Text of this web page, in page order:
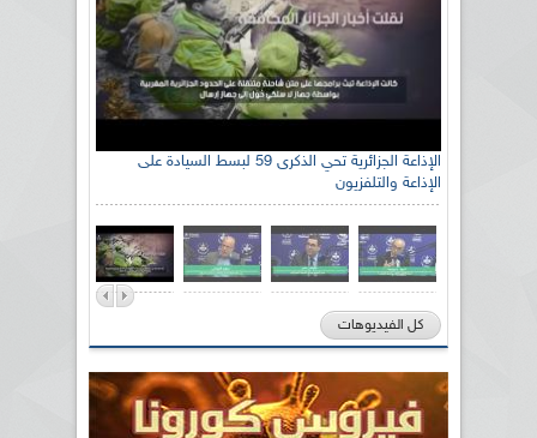
الإذاعة الجزائرية تحي الذكرى 59 لبسط السيادة على
الإذاعة والتلفزيون
كل الفيديوهات